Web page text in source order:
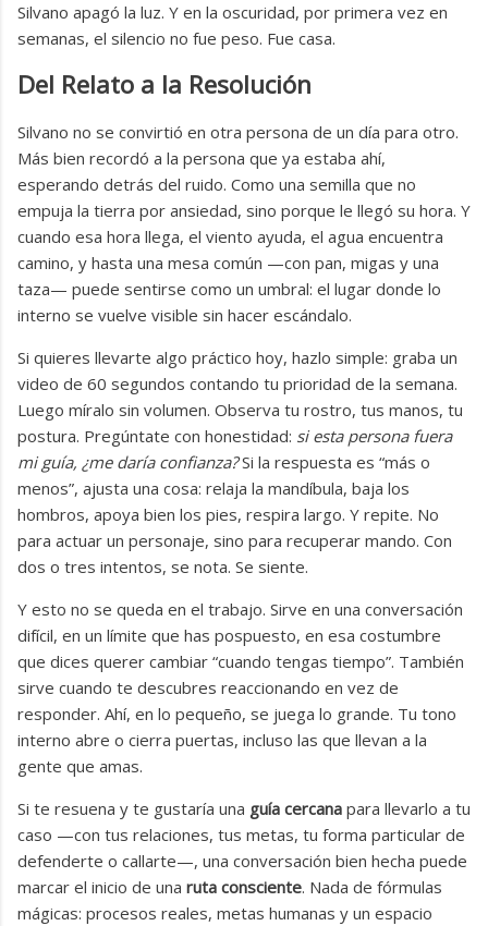
Silvano apagó la luz. Y en la oscuridad, por primera vez en
semanas, el silencio no fue peso. Fue casa.
Del Relato a la Resolución
Silvano no se convirtió en otra persona de un día para otro.
Más bien recordó a la persona que ya estaba ahí,
esperando detrás del ruido. Como una semilla que no
empuja la tierra por ansiedad, sino porque le llegó su hora. Y
cuando esa hora llega, el viento ayuda, el agua encuentra
camino, y hasta una mesa común —con pan, migas y una
taza— puede sentirse como un umbral: el lugar donde lo
interno se vuelve visible sin hacer escándalo.
Si quieres llevarte algo práctico hoy, hazlo simple: graba un
video de 60 segundos contando tu prioridad de la semana.
Luego míralo sin volumen. Observa tu rostro, tus manos, tu
postura. Pregúntate con honestidad: si esta persona fuera
mi guía, ¿me daría confianza?Si la respuesta es “más o
menos”, ajusta una cosa: relaja la mandíbula, baja los
hombros, apoya bien los pies, respira largo. Y repite. No
para actuar un personaje, sino para recuperar mando. Con
dos o tres intentos, se nota. Se siente.
Y esto no se queda en el trabajo. Sirve en una conversación
difícil, en un límite que has pospuesto, en esa costumbre
que dices querer cambiar “cuando tengas tiempo”. También
sirve cuando te descubres reaccionando en vez de
responder. Ahí, en lo pequeño, se juega lo grande. Tu tono
interno abre o cierra puertas, incluso las que llevan a la
gente que amas.
Si te resuena y te gustaría una guía cercana para llevarlo a tu
caso —con tus relaciones, tus metas, tu forma particular de
defenderte o callarte—, una conversación bien hecha puede
marcar el inicio de una ruta consciente. Nada de fórmulas
mágicas: procesos reales, metas humanas y un espacio